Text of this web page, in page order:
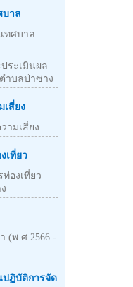
บาล
ทศบาล
ระเมินผล
ำบลป่าซาง
เสี่ยง
ามเสี่ยง
เที่ยว
องเที่ยว
(พ.ศ.2566 -
ฏิบัติการจัด